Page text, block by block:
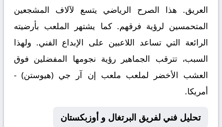
العريق. هذا الصرح الرياضي يتسع لآلاف المشجعين
المتحمسين لرؤية فرقهم. كما يشتهر الملعب بأرضيته
الرائعة التي تساعد اللاعبين على الإبداع الفني. ولهذا
السبب، تترقب الجماهير رؤية نجومها المفضلين فوق
العشب الأخضر لملعب ملعب إن آر جي (هيوستن) -
أمريكا.
تحليل فني لفريق البرتغال و أوزبكستان